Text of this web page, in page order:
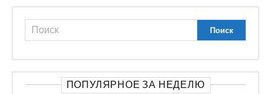
ПОПУЛЯРНОЕ ЗА НЕДЕЛЮ